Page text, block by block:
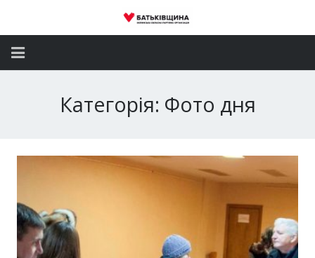
Громадські приймальні
Контакти
Категорія: Фото дня